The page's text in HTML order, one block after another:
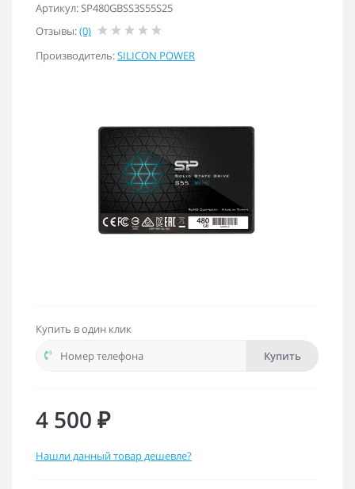
Артикул: SP480GBSS3S55S25
Отзывы:(0)
Производитель:SILICON POWER
Купить в один клик
Купить
4 500 ₽
Нашли данный товар дешевле?